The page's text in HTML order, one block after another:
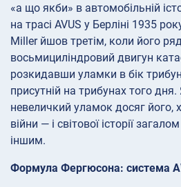
«а що якби» в автомобільній
на трасі AVUS у Берліні 1935
Miller йшов третім, коли його
восьмициліндровий двигун
розкидавши уламки в бік
присутній на трибунах того
невеличкий уламок досяг його,
війни — і світової історії
іншим.
Формула Фергюсона: система